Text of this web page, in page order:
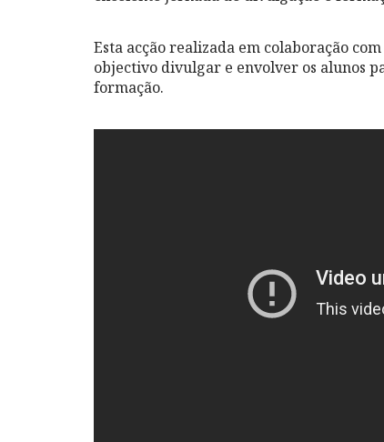
Esta acção realizada em colaboração
objectivo divulgar e envolver os alunos
formação.